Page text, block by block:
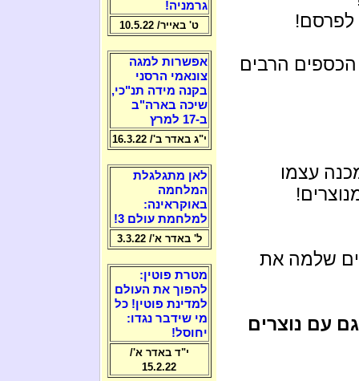
לפרסם!
הרבים
עצמו
שלמה את
עם נוצרים
גרמניה!
ט' באייר/ 10.5.22
אפשרות למגה
צונאמי הרסני
בקנה מידה תנ"כי,
שיכה בארה"ב
ב-17 למרץ
י"ג באדר ב'/ 16.3.22
לאן מתגלגלת
המלחמה
באוקראינה:
למלחמת עולם 3!
ל' באדר א'/ 3.3.22
מטרת פוטין:
להפוך את העולם
למדינת פוטין! כל
מי שידבר נגדו:
יחוסל!
י"ד באדר א'/
15.2.22